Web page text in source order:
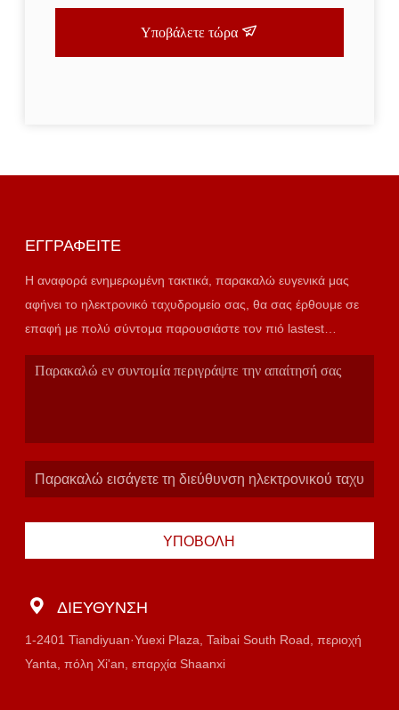
Υποβάλετε τώρα
ΕΓΓΡΑΦΕΊΤΕ
Η αναφορά ενημερωμένη τακτικά, παρακαλώ ευγενικά μας
αφήνει το ηλεκτρονικό ταχυδρομείο σας, θα σας έρθουμε σε
επαφή με πολύ σύντομα παρουσιάστε τον πιό lastest
κατάλογο.
ΥΠΟΒΟΛΉ
ΔΙΕΎΘΥΝΣΗ
1-2401 Tiandiyuan·Yuexi Plaza, Taibai South Road, περιοχή
Yanta, πόλη Xi'an, επαρχία Shaanxi